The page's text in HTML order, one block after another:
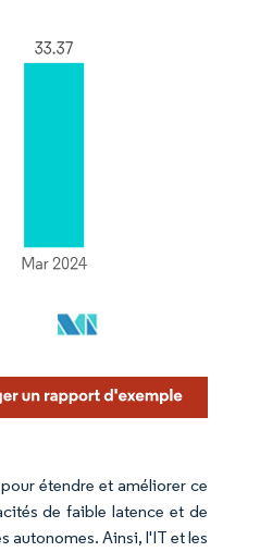
étendre et améliorer ce
de faible latence et de
autonomes. Ainsi, l'IT et les